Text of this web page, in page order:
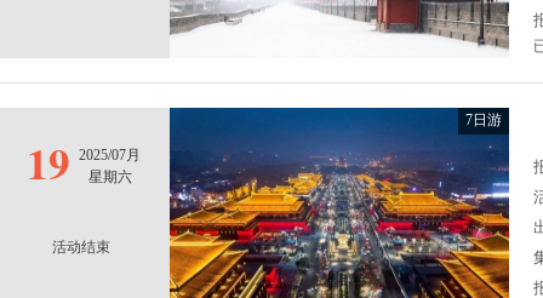
19 2025/07月
星期六
活动结束
7日游